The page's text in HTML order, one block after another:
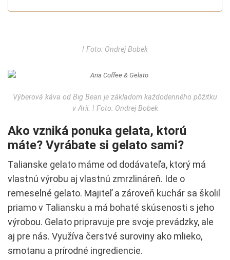
ǀ Foto: Ondrej Bobek
Výberová káva od Big Bean je základom každodenného pôžitku
v Arii. ǀ Foto: Ondrej Bobek
Ako vzniká ponuka gelata, ktorú
máte? Vyrábate si gelato sami?
Talianske gelato máme od dodávateľa, ktorý má
vlastnú výrobu aj vlastnú zmrzlináreň. Ide o
remeselné gelato. Majiteľ a zároveň kuchár sa školil
priamo v Taliansku a má bohaté skúsenosti s jeho
výrobou. Gelato pripravuje pre svoje prevádzky, ale
aj pre nás. Využíva čerstvé suroviny ako mlieko,
smotanu a prírodné ingrediencie.